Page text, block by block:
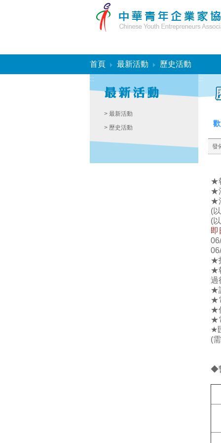
首頁 最新活動 歷史活動
:::
> 最新活動
> 歷史活動
:::
發
★
★
★
(
(
即
★
★
過
★
★
★
★
★
(
◆